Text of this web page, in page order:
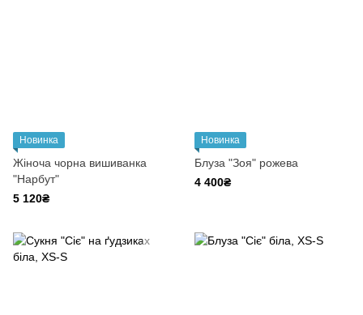
Новинка
Жіноча чорна вишиванка
"Нарбут"
5 120₴
Новинка
Блуза "Зоя" рожева
4 400₴